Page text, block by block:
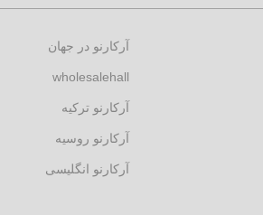
آرکارنو در جهان
wholesalehall
آرکارنو ترکیه
آرکارنو روسیه
آرکارنو انگلیسی